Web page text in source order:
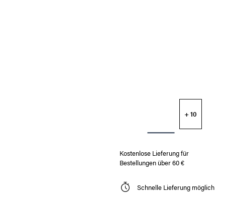
+ 10
Kostenlose Lieferung für
Bestellungen über 60 €
Schnelle Lieferung möglich